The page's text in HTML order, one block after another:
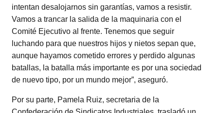
intentan desalojarnos sin garantías, vamos a resistir.
Vamos a trancar la salida de la maquinaria con el
Comité Ejecutivo al frente. Tenemos que seguir
luchando para que nuestros hijos y nietos sepan que,
aunque hayamos cometido errores y perdido algunas
batallas, la batalla más importante es por una sociedad
de nuevo tipo, por un mundo mejor”, aseguró.
Por su parte, Pamela Ruiz, secretaria de la